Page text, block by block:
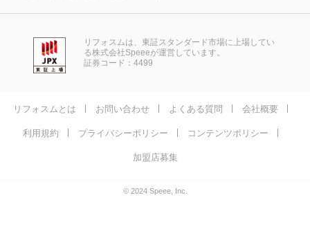
リフォスムは、東証スタンダード市場に上場してい
る株式会社Speeeが運営しています。
証券コード：4499
リフォスムとは お問い合わせ よくある質問 会社概要
利用規約 プライバシーポリシー コンテンツポリシー
加盟店募集
© 2024 Speee, Inc.